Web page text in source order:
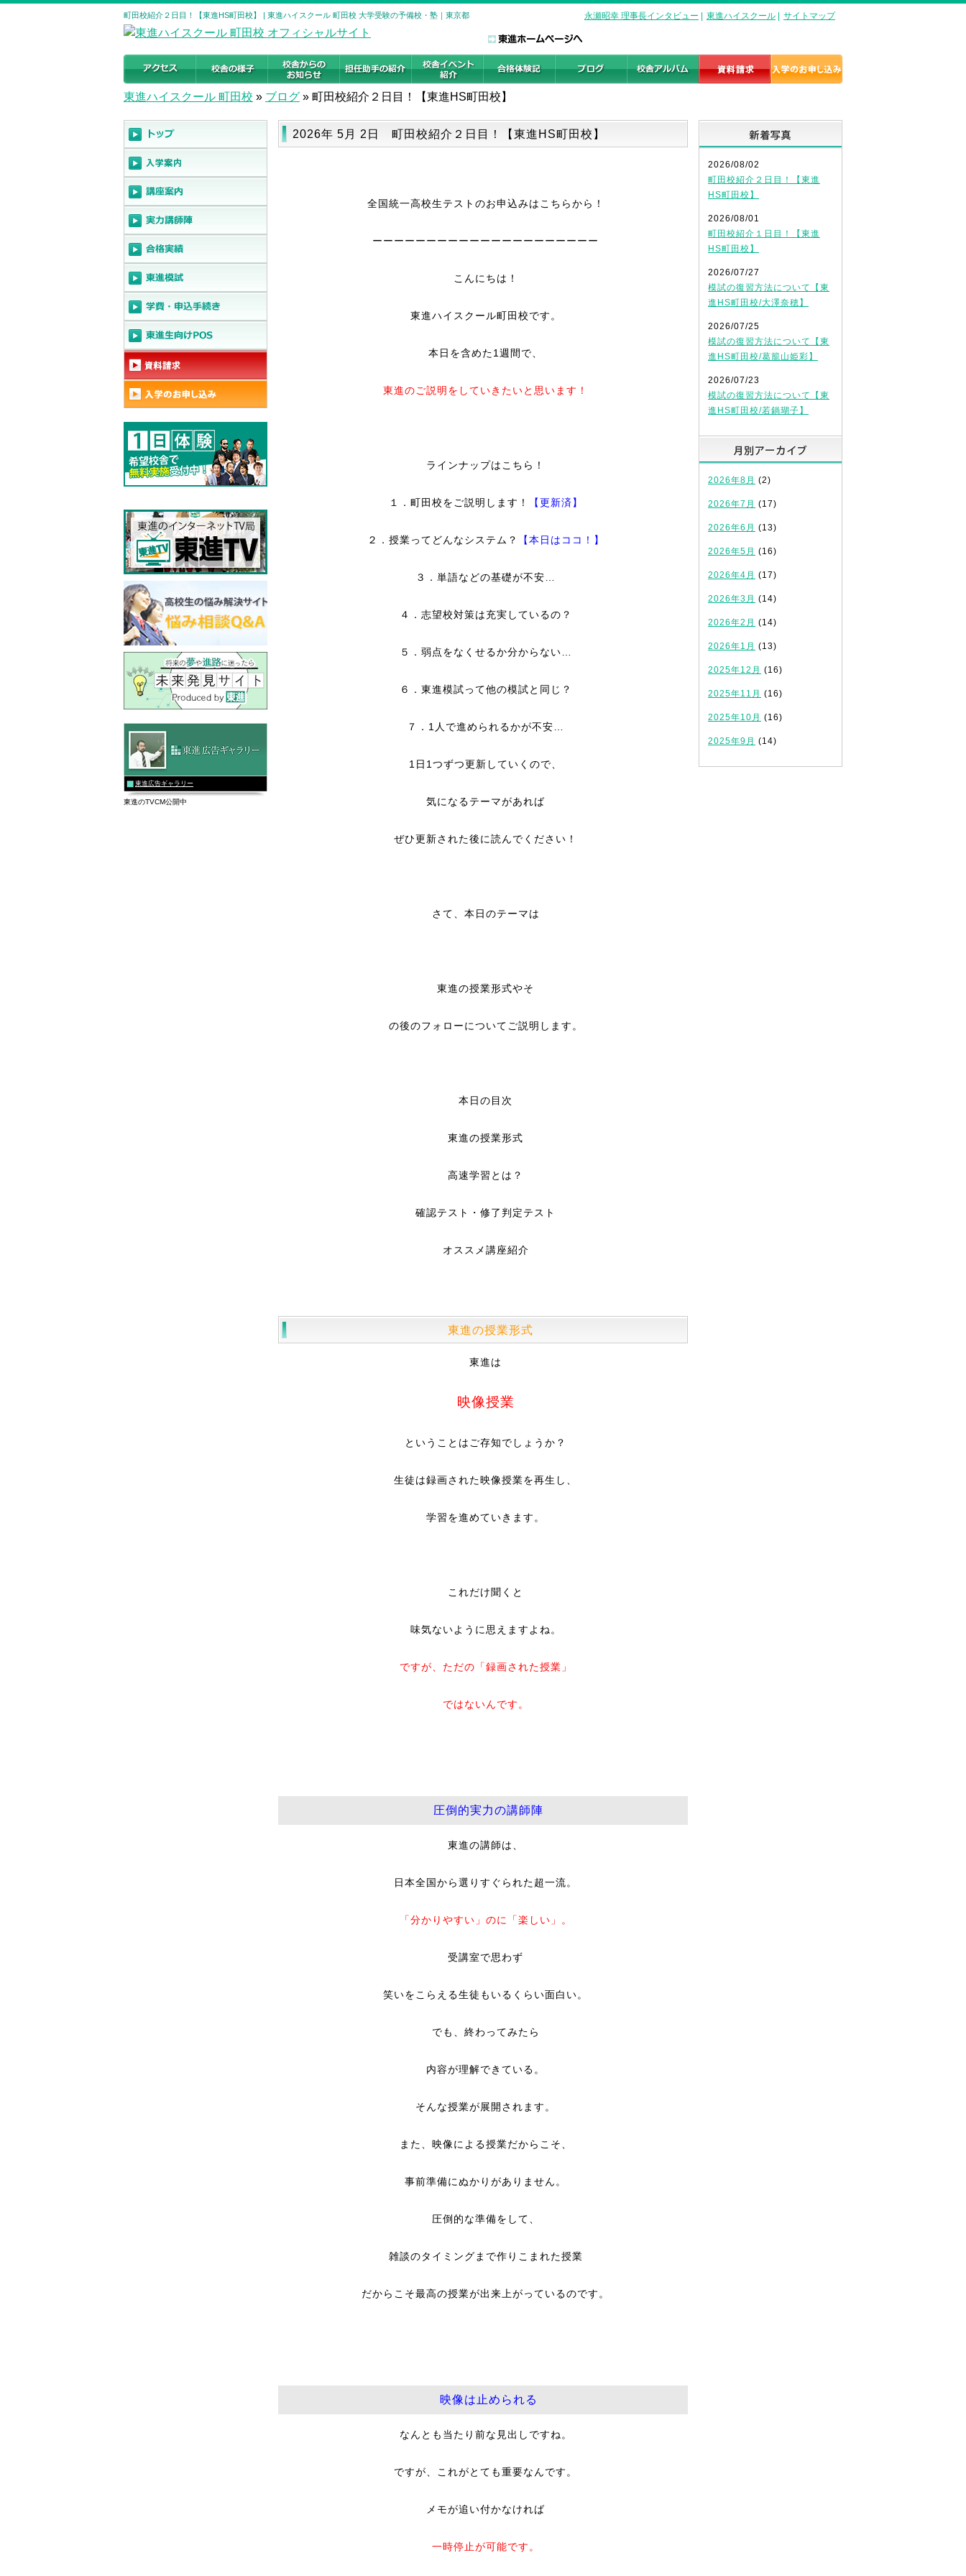
町田校紹介２日目！【東進HS町田校】 | 東進ハイスクール 町田校 大学受験の予備校・塾｜東京都 永瀬昭幸 理事長インタビュー 東進ハイスクール サイトマップ
東進ハイスクール 町田校 » ブログ » 町田校紹介２日目！【東進HS町田校】
2026年 5月 2日 町田校紹介２日目！【東進HS町田校】
全国統一高校生テストのお申込みはこちらから！
ーーーーーーーーーーーーーーーーーーーーー
こんにちは！
東進ハイスクール町田校です。
本日を含めた1 週間で、
東進のご説明をしていきたいと思います！
ラインナップはこちら！
１．町田校をご説明します！ 【更新済】
２．授業ってどんなシステム？ 【本日はココ！】
３．単語などの基礎が不安…
４．志望校対策は充実しているの？
５．弱点をなくせるか分からない…
６．東進模試って他の模試と同じ？
７． 1 人で進められるかが不安…
1 日 1 つずつ更新していくので、
気になるテーマがあれば
ぜひ更新された後に読んでください！
さて、本日のテーマは
東進の授業形式やそ
の後のフォローについてご説明します。
本日の目次
東進の授業形式
高速学習とは？
確認テスト・修了判定テスト
オススメ講座紹介
東進の授業形式
東進は
映像授業
ということはご存知でしょうか？
生徒は録画された映像授業を再生し、
学習を進めていきます。
これだけ聞くと
味気ないように思えますよね。
ですが、ただの「録画された授業」
ではないんです。
圧倒的実力の講師陣
東進の講師は、
日本全国から選りすぐられた超一流。
「分かりやすい」のに「楽しい」。
受講室で思わず
笑いをこらえる生徒もいるくらい面白い。
でも、終わってみたら
内容が理解できている。
そんな授業が展開されます。
また、映像による授業だからこそ、
事前準備にぬかりがありません。
圧倒的な準備をして、
雑談のタイミングまで作りこまれた授業
だからこそ最高の授業が出来上がっているのです。
映像は止められる
なんとも当たり前な見出しですね。
ですが、これがとても重要なんです。
メモが追い付かなければ
一時停止が可能です。
2026/08/02
町田校紹介２日目！【東進
HS町田校】
2026/08/01
町田校紹介１日目！【東進
HS町田校】
2026/07/27
模試の復習方法について【東
進HS町田校/大澤奈穂】
2026/07/25
模試の復習方法について【東
進HS町田校/葛籠山姫彩】
2026/07/23
模試の復習方法について【東
進HS町田校/若鍋瑚子】
2026年8月 (2)
2026年7月 (17)
2026年6月 (13)
2026年5月 (16)
2026年4月 (17)
2026年3月 (14)
2026年2月 (14)
2026年1月 (13)
2025年12月 (16)
2025年11月 (16)
2025年10月 (16)
2025年9月 (14)
東進広告ギャラリー
東進のTVCM公開中